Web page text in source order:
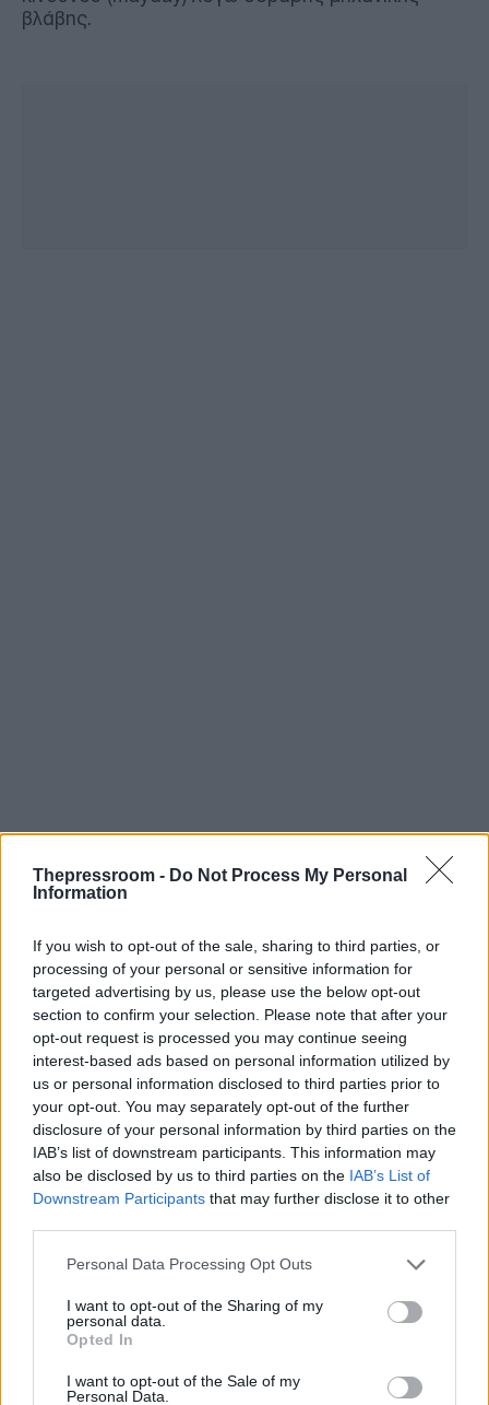
Thepressroom - Do Not Process My Personal
Information
If you wish to opt-out of the sale, sharing to third parties, or
processing of your personal or sensitive information for
targeted advertising by us, please use the below opt-out
section to confirm your selection. Please note that after your
opt-out request is processed you may continue seeing
interest-based ads based on personal information utilized by
us or personal information disclosed to third parties prior to
your opt-out. You may separately opt-out of the further
disclosure of your personal information by third parties on the
IAB’s list of downstream participants. This information may
also be disclosed by us to third parties on the IAB’s List of
Downstream Participants that may further disclose it to other
Please note that this website/app uses one or more Google
not limited to your visit or usage behaviour. You may click to
grant or deny consent to Google and its third-party tags to
use your data for below specified purposes in below Google
consent section.
Personal Data Processing Opt Outs
I want to opt-out of the Sharing of my
personal data.
Opted In
I want to opt-out of the Sale of my
Personal Data.
βλάβης.
Ο κυβερνήτης γύρισε αμέσως το αεροσκάφος
πίσω, επιχειρώντας να το προσγειώσει
εσπευσμένα στο αεροδρόμιο, αλλά η προσπάθεια
κατέληξε στη μοιραία συντριβή.
Σε εξέλιξη οι έρευνες για τα αίτια
Οι αρμόδιες αρχές της χώρας, το Δομινικανή
Ινστιτούτο Πολιτικής Αεροπορίας (IDAC) και η
Επιτροπή Έρευνας Αεροπορικών Ατυχημάτων
(CIAA), έχουν ήδη ξεκινήσει τις διαδικασίες για τη